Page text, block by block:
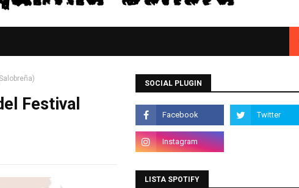
Festival
SOCIAL PLUGIN
LISTA SPOTIFY